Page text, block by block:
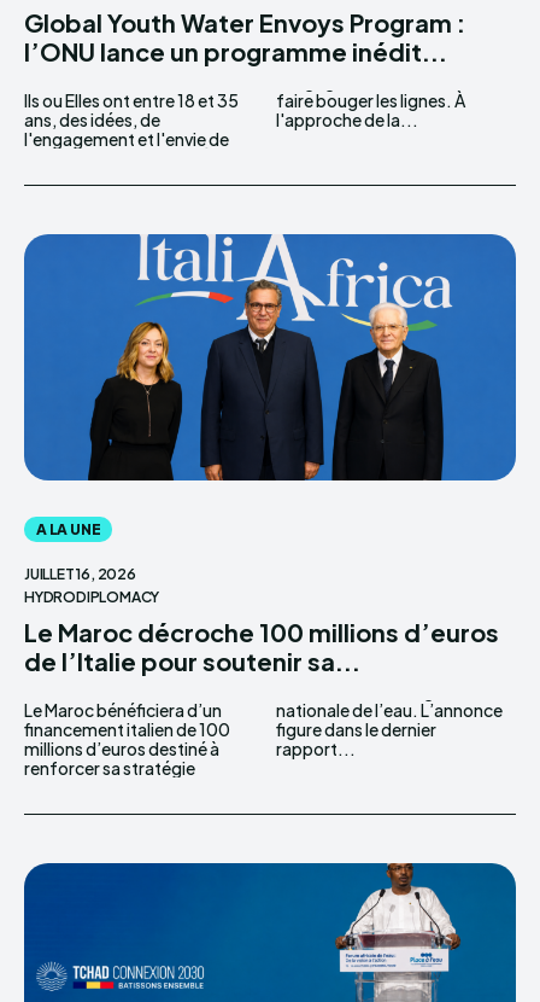
Global Youth Water Envoys Program :
l’ONU lance un programme inédit...
Ils ou Elles ont entre 18 et 35
ans, des idées, de
l'engagement et l'envie de
faire bouger les lignes. À
l'approche de la...
A LA UNE
JUILLET 16, 2026
HYDRODIPLOMACY
Le Maroc décroche 100 millions d’euros
de l’Italie pour soutenir sa...
Le Maroc bénéficiera d’un
financement italien de 100
millions d’euros destiné à
renforcer sa stratégie
nationale de l’eau. L’annonce
figure dans le dernier
rapport...